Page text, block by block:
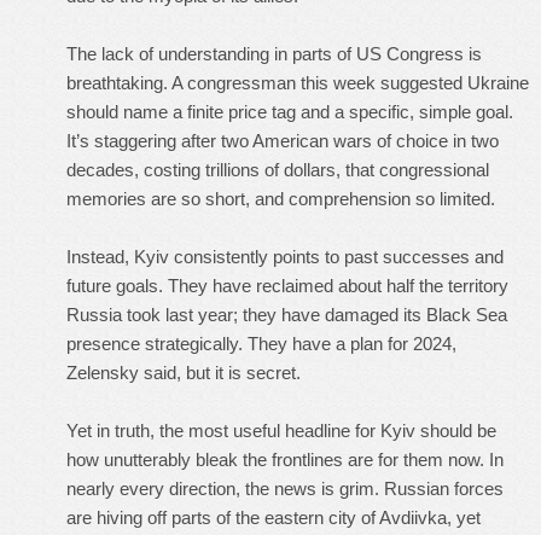
The lack of understanding in parts of US Congress is
breathtaking. A congressman this week suggested Ukraine
should name a finite price tag and a specific, simple goal.
It’s staggering after two American wars of choice in two
decades, costing trillions of dollars, that congressional
memories are so short, and comprehension so limited.
Instead, Kyiv consistently points to past successes and
future goals. They have reclaimed about half the territory
Russia took last year; they have damaged its Black Sea
presence strategically. They have a plan for 2024,
Zelensky said, but it is secret.
Yet in truth, the most useful headline for Kyiv should be
how unutterably bleak the frontlines are for them now. In
nearly every direction, the news is grim. Russian forces
are hiving off parts of the eastern city of Avdiivka, yet